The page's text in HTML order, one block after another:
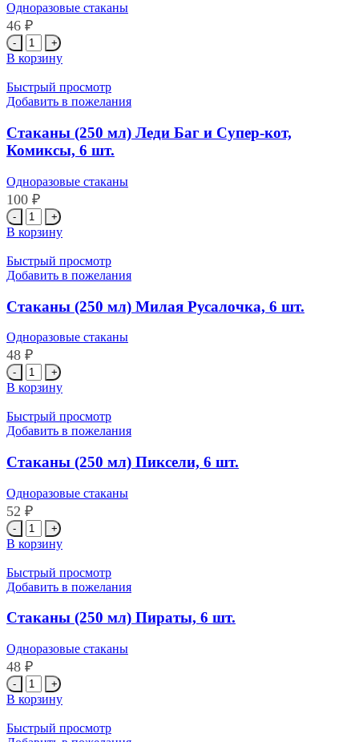
Металлик,
6
шт.
Одноразовые стаканы
46 ₽
Количество
товара
Стаканы
(250
мл)
шт.
В корзину
Быстрый просмотр
Добавить в пожелания
Стаканы (250 мл) Леди Баг и Супер-кот,
Комиксы, 6 шт.
Одноразовые стаканы
100 ₽
Количество
товара
Стаканы
(250
мл)
и
кот,
Комиксы,
6
шт.
В корзину
Быстрый просмотр
Добавить в пожелания
Стаканы (250 мл) Милая Русалочка, 6 шт.
Одноразовые стаканы
48 ₽
Количество
товара
Стаканы
(250
мл)
Русалочка,
6
В корзину
Быстрый просмотр
Добавить в пожелания
Стаканы (250 мл) Пиксели, 6 шт.
Одноразовые стаканы
52 ₽
Количество
товара
Стаканы
(250
мл)
6
шт.
В корзину
Быстрый просмотр
Добавить в пожелания
Стаканы (250 мл) Пираты, 6 шт.
Одноразовые стаканы
48 ₽
Количество
товара
Стаканы
(250
мл)
В корзину
Быстрый просмотр